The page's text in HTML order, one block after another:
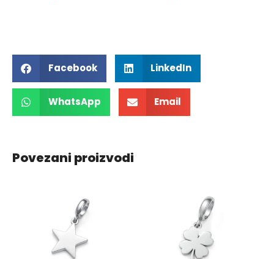
Facebook LinkedIn
WhatsApp Email
Povezani proizvodi